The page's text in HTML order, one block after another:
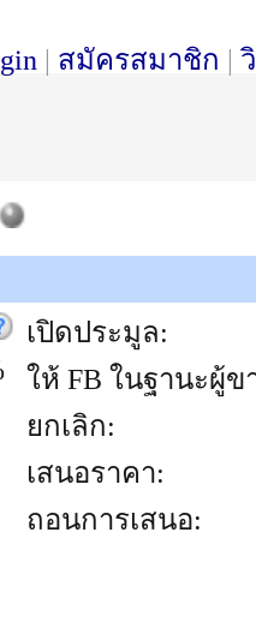
| สมัครสมาชิก |
เปิดประมูล:
ให้ FB ในฐานะผู้ข
ยกเลิก:
เสนอราคา:
ถอนการเสนอ: